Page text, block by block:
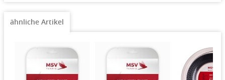
ähnliche Artikel